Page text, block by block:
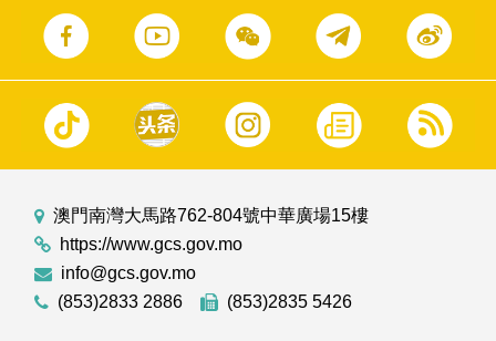
澳門南灣大馬路762-804號中華廣場15樓
https://www.gcs.gov.mo
info@gcs.gov.mo
(853)2833 2886
(853)2835 5426